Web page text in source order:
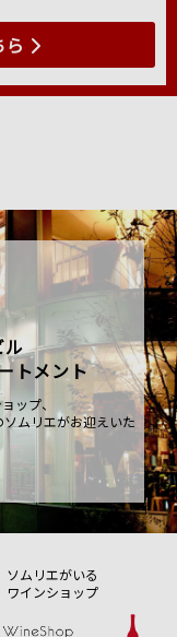
ル
トメント
ップ、
ムリエがお迎えいた
ソムリエがいる
ワインショップ